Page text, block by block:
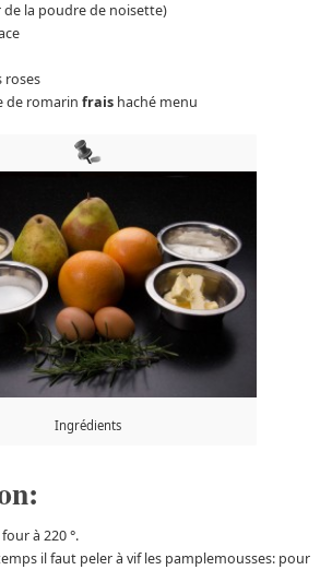
la poudre de noisette)
roses
de romarin fraishaché menu
Ingrédients
à 220 °.
il faut peler à vif les pamplemousses: pour